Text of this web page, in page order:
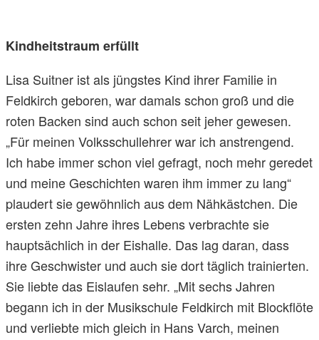
Kindheitstraum erfüllt
Lisa Suitner ist als jüngstes Kind ihrer Familie in
Feldkirch geboren, war damals schon groß und die
roten Backen sind auch schon seit jeher gewesen.
„Für meinen Volksschullehrer war ich anstrengend.
Ich habe immer schon viel gefragt, noch mehr geredet
und meine Geschichten waren ihm immer zu lang“
plaudert sie gewöhnlich aus dem Nähkästchen. Die
ersten zehn Jahre ihres Lebens verbrachte sie
hauptsächlich in der Eishalle. Das lag daran, dass
ihre Geschwister und auch sie dort täglich trainierten.
Sie liebte das Eislaufen sehr. „Mit sechs Jahren
begann ich in der Musikschule Feldkirch mit Blockflöte
und verliebte mich gleich in Hans Varch, meinen